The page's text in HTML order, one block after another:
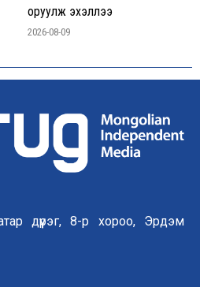
оруулж эхэллээ
2026-08-09
дүүрэг, 8-р хороо, Эрдэм